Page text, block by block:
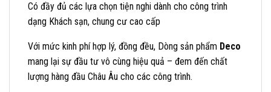
Có đầy đủ các lựa chọn tiện nghi dành cho công trình
dạng Khách sạn, chung cư cao cấp
Với mức kinh phí hợp lý, đồng đều, Dòng sản phẩm Deco
mang lại sự đầu tư vô cùng hiệu quả – đem đến chất
lượng hàng đầu Châu Âu cho các công trình.